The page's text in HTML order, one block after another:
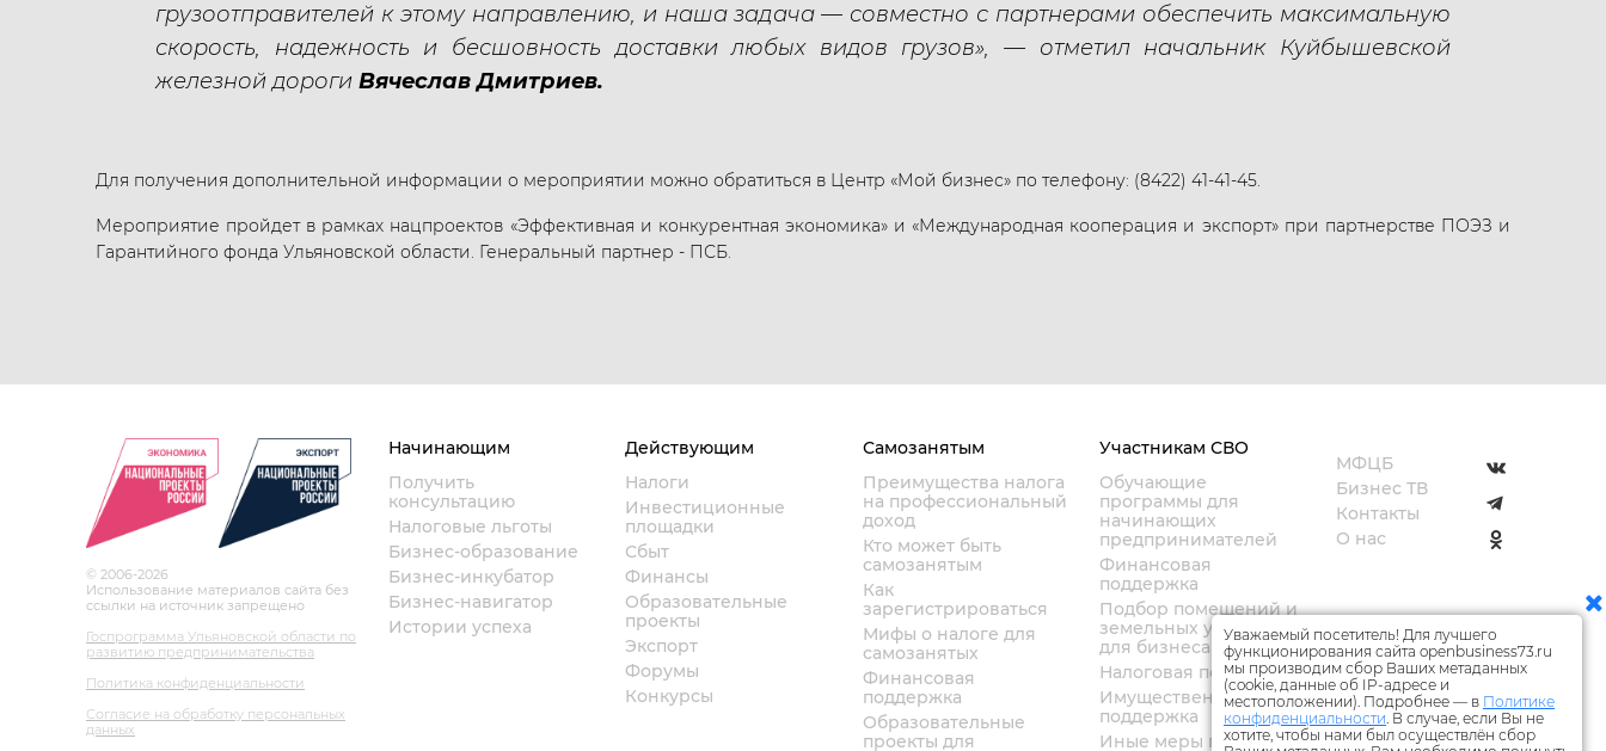
грузоотправителей к этому направлению, и наша задача — совместно с партнерами обеспечить максимальную
скорость, надежность и бесшовность доставки любых видов грузов», — отметил начальник Куйбышевской
железной дороги Вячеслав Дмитриев.
Для получения дополнительной информации о мероприятии можно обратиться в Центр «Мой бизнес» по телефону: (8422) 41-41-45.
Мероприятие пройдет в рамках нацпроектов «Эффективная и конкурентная экономика» и «Международная кооперация и экспорт» при партнерстве ПОЭЗ и
Гарантийного фонда Ульяновской области. Генеральный партнер - ПСБ.
© 2006-2026
Использование материалов сайта без
ссылки на источник запрещено
Госпрограмма Ульяновской области по
развитию предпринимательства
Политика конфиденциальности
Согласие на обработку персональных
данных
Начинающим
Получить
консультацию
Налоговые льготы
Бизнес-образование
Бизнес-инкубатор
Бизнес-навигатор
Истории успеха
Действующим
Налоги
Инвестиционные
площадки
Сбыт
Финансы
Образовательные
проекты
Экспорт
Форумы
Конкурсы
Самозанятым
Преимущества налога
на профессиональный
доход
Кто может быть
самозанятым
Как
зарегистрироваться
Мифы о налоге для
самозанятых
Финансовая
поддержка
Образовательные
проекты для
Участникам СВО
Обучающие
программы для
начинающих
предпринимателей
Финансовая
поддержка
Подбор помещений и
земельных участков
для бизнеса
Налоговая поддержка
Имущественная
поддержка
Иные меры поддержки
МФЦБ
Бизнес ТВ
Контакты
О нас
Уважаемый посетитель! Для лучшего
функционирования сайта openbusiness73.ru
мы производим сбор Ваших метаданных
(cookie, данные об IP-адресе и
местоположении). Подробнее — в Политике
конфиденциальности. В случае, если Вы не
хотите, чтобы нами был осуществлён сбор